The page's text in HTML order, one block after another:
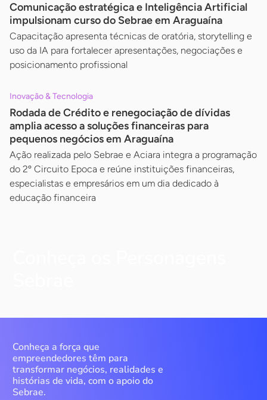
Comunicação estratégica e Inteligência Artificial
impulsionam curso do Sebrae em Araguaína
Capacitação apresenta técnicas de oratória, storytelling e
uso da IA para fortalecer apresentações, negociações e
posicionamento profissional
Inovação & Tecnologia
Rodada de Crédito e renegociação de dívidas
amplia acesso a soluções financeiras para
pequenos negócios em Araguaína
Ação realizada pelo Sebrae e Aciara integra a programação
do 2º Circuito Epoca e reúne instituições financeiras,
especialistas e empresários em um dia dedicado à
educação financeira
Conheça a força que
empreendedores têm para
transformar negócios, realidades e
histórias de vida, com o apoio do
Sebrae.